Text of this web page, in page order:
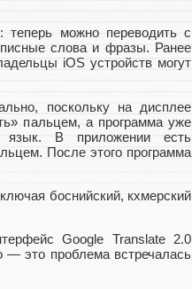
теперь можно переводить с
слова и фразы. Ранее
iOS устройств могут
поскольку на дисплее
пальцем, а программа уже
язык. В приложении есть
После этого программа
боснийский, кхмерский
Google Translate 2.0
— это проблема встречалась